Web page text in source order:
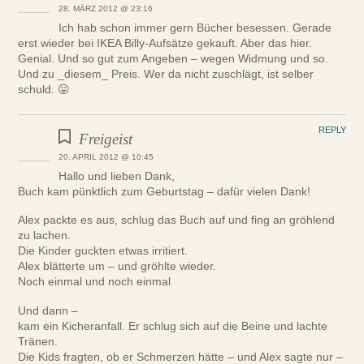
28. MÄRZ 2012 @ 23:16
Ich hab schon immer gern Bücher besessen. Gerade
erst wieder bei IKEA Billy-Aufsätze gekauft. Aber das hier.
Genial. Und so gut zum Angeben – wegen Widmung und so.
Und zu _diesem_ Preis. Wer da nicht zuschlägt, ist selber
schuld. 😛
Freigeist
20. APRIL 2012 @ 10:45
Hallo und lieben Dank,
Buch kam pünktlich zum Geburtstag – dafür vielen Dank!
Alex packte es aus, schlug das Buch auf und fing an gröhlend
zu lachen.
Die Kinder guckten etwas irritiert.
Alex blätterte um – und gröhlte wieder.
Noch einmal und noch einmal
Und dann –
kam ein Kicheranfall. Er schlug sich auf die Beine und lachte
Tränen.
Die Kids fragten, ob er Schmerzen hätte – und Alex sagte nur –
REPLY